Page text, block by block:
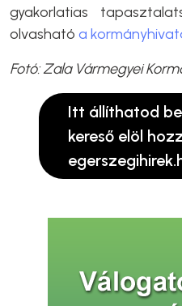
gyakorlatias
olvasható a
Fotó: Zala Vármegyei
Itt állíthatod
kereső elöl